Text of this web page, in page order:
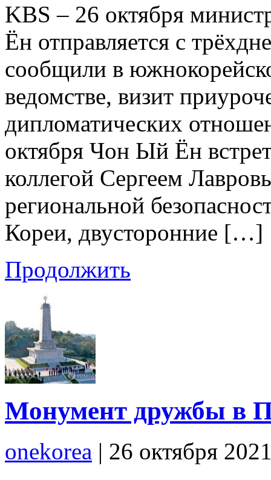
KBS – 26 октября
Ён отправляется с
сообщили в
ведомстве, визит
дипломатических
октября Чон Ый Ён
коллегой Сергеем
региональной
Кореи, двусторонние […]
Продолжить
Монумент дружбы в
onekorea | 26 октября